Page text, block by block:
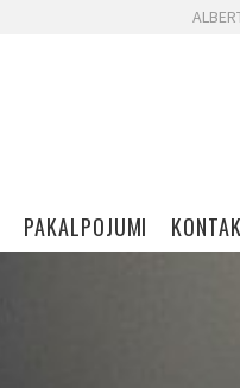
PAKALPOJUMI